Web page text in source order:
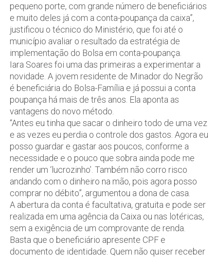
pequeno porte, com grande número de beneficiários
e muito deles já com a conta-poupança da caixa”,
justificou o técnico do Ministério, que foi até o
município avaliar o resultado da estratégia de
implementação do Bolsa em conta-poupança.
Iara Soares foi uma das primeiras a experimentar a
novidade. A jovem residente de Minador do Negrão
é beneficiária do Bolsa-Família e já possui a conta
poupança há mais de três anos. Ela aponta as
vantagens do novo método.
“Antes eu tinha que sacar o dinheiro todo de uma vez
e as vezes eu perdia o controle dos gastos. Agora eu
posso guardar e gastar aos poucos, conforme a
necessidade e o pouco que sobra ainda pode me
render um ‘lucrozinho’. Também não corro risco
andando com o dinheiro na mão, pois agora posso
comprar no débito”, argumentou a dona de casa.
A abertura da conta é facultativa, gratuita e pode ser
realizada em uma agência da Caixa ou nas lotéricas,
sem a exigência de um comprovante de renda.
Basta que o beneficiário apresente CPF e
documento de identidade. Quem não quiser receber